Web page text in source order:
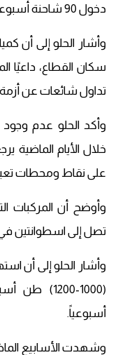
دخول 90 شاحنة أسبوعيًا.
وأشار الحلو إلى أن
سكان القطاع، داعيًا
تداول شائعات عن
وأكد الحلو عدم
خلال الأيام الماضية
على نقاط ومحطات
وأوضح أن المركبات
تصل إلى اسطوانتين في
وأشار الحلو إلى أن
أسبوعياً.
وشهدت الأسابيع